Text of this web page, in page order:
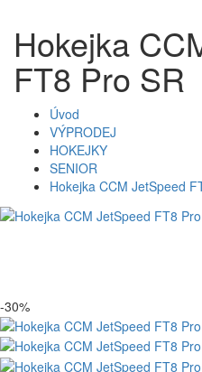
Hokejka
FT8 Pro SR
Úvod
VÝPRODEJ
HOKEJKY
SENIOR
Hokejka CCM JetSpeed
-30%